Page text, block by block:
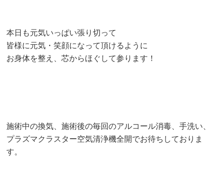
本日も元気いっぱい張り切って
皆様に元気・笑顔になって頂けるように
お身体を整え、芯からほぐして参ります！
施術中の換気、施術後の毎回のアルコール消毒、手洗い、
プラズマクラスター空気清浄機全開でお待ちしておりま
す。